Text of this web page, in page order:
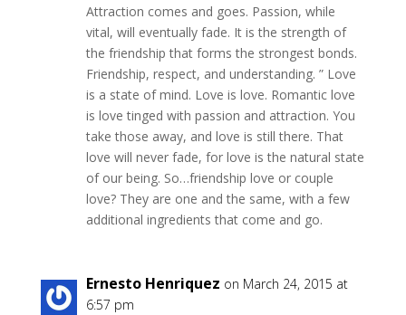
Attraction comes and goes. Passion, while
vital, will eventually fade. It is the strength of
the friendship that forms the strongest bonds.
Friendship, respect, and understanding. ” Love
is a state of mind. Love is love. Romantic love
is love tinged with passion and attraction. You
take those away, and love is still there. That
love will never fade, for love is the natural state
of our being. So…friendship love or couple
love? They are one and the same, with a few
additional ingredients that come and go.
Ernesto Henriquez on March 24, 2015 at
6:57 pm